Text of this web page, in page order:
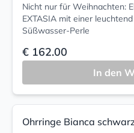
Nicht nur für Weihnachten:
EXTASIA mit einer
Süßwasser-Perle
€ 162.00
In den
Ohrringe Bianca